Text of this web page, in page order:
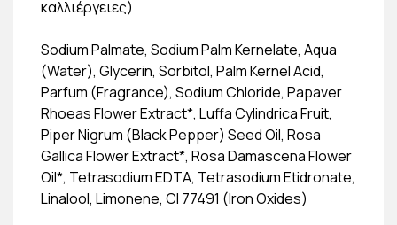
καλλιέργειες)
Sodium Palmate, Sodium Palm Kernelate, Aqua
(Water), Glycerin, Sorbitol, Palm Kernel Acid,
Parfum (Fragrance), Sodium Chloride, Papaver
Rhoeas Flower Extract*, Luffa Cylindrica Fruit,
Piper Nigrum (Black Pepper) Seed Oil, Rosa
Gallica Flower Extract*, Rosa Damascena Flower
Oil*, Tetrasodium EDTA, Tetrasodium Etidronate,
Linalool, Limonene, CI 77491 (Iron Oxides)